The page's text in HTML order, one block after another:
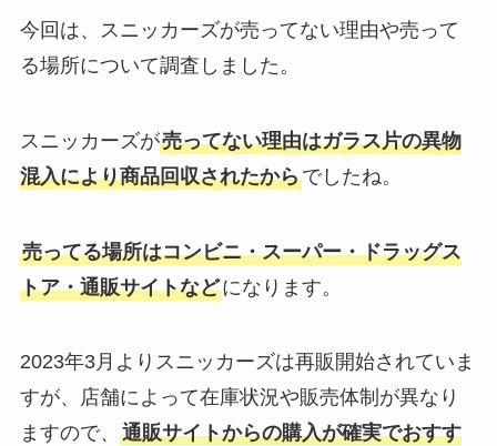
今回は、スニッカーズが売ってない理由や売って
る場所について調査しました。
スニッカーズが売ってない理由はガラス片の異物
混入により商品回収されたからでしたね。
売ってる場所はコンビニ・スーパー・ドラッグス
トア・通販サイトなどになります。
2023年3月よりスニッカーズは再販開始されていま
すが、店舗によって在庫状況や販売体制が異なり
ますので、 通販サイトからの購入が確実でおすす